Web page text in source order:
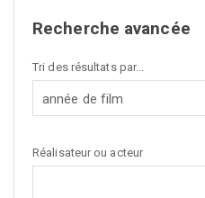
Recherche avancée
Tri des résultats par...
année de film
Réalisateur ou acteur